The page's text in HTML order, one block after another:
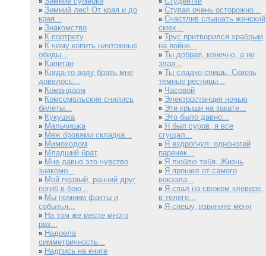
» Зимний лес! От края и до
края...
» Знакомство
» К портрету
» К чему копить ничтожные
обиды...
» Капитан
» Когда-то воду брать мне
довелось...
» Командарм
» Комсомольские снились
билеты...
» Кукушка
» Мальчишка
» Меж бровями складка...
» Мимоходом
» Младший брат
» Мне давно это чувство
знакомо...
» Мой первый, ранний друг
погиб в бою...
» Мы помним факты и
событья...
» На том же месте много
раз...
» Надоела
симметричность...
» Надпись на книге
» Ступая очень осторожно...
» Счастлив слышать женский
смех...
» Трус притворился храбрым
на войне...
» Ты добрая, конечно, а не
злая...
» Ты сладко спишь. Сквозь
темные ресницы...
» Часовой
» Электростанция ночью
» Эти крыши на закате...
» Это было давно...
» Я был суров, я все
сгущал...
» Я вздрогнул: одноногий
паренек...
» Я люблю тебя, Жизнь
» Я прошел от самого
вокзала...
» Я спал на свежем клевере,
в телеге...
» Я спешу, извините меня